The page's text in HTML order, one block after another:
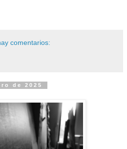
comentarios:
de 2025